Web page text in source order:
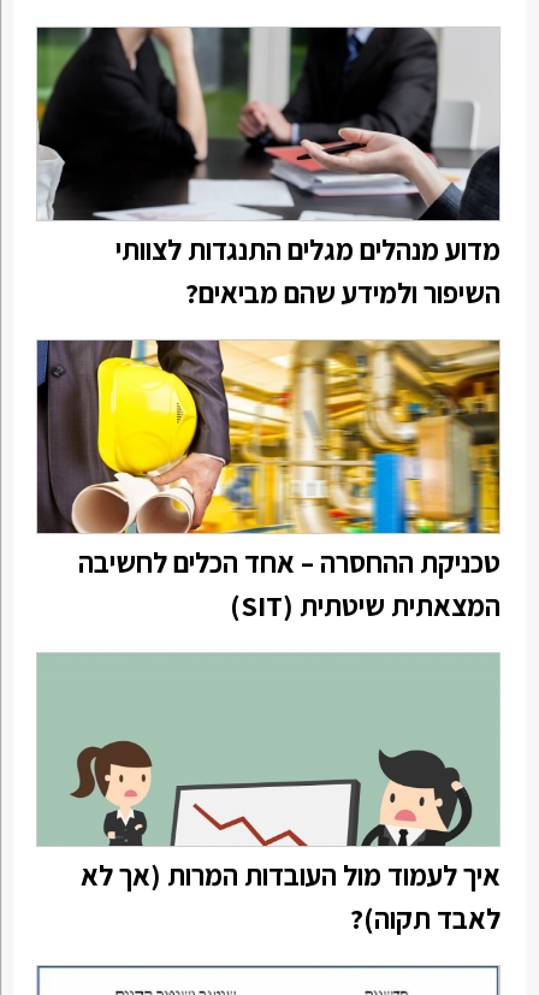
מדוע מנהלים מגלים התנגדות לצוותי
השיפור ולמידע שהם מביאים?
טכניקת ההחסרה – אחד הכלים לחשיבה
המצאתית שיטתית (SIT)
איך לעמוד מול העובדות המרות (אך לא
לאבד תקוה)?